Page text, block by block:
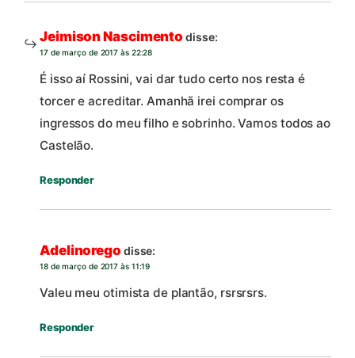
Jeimison Nascimento disse:
17 de março de 2017 às 22:28
É isso aí Rossini, vai dar tudo certo nos resta é
torcer e acreditar. Amanhã irei comprar os
ingressos do meu filho e sobrinho. Vamos todos ao
Castelão.
Responder
Adelinorego disse:
18 de março de 2017 às 11:19
Valeu meu otimista de plantão, rsrsrsrs.
Responder